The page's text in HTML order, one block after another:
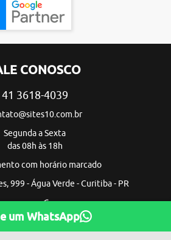
CONOSCO
41 3618-4039
Segunda a Sexta
das 08h às 18h
com horário marcado
999 - Água Verde - Curitiba - PR
um WhatsApp